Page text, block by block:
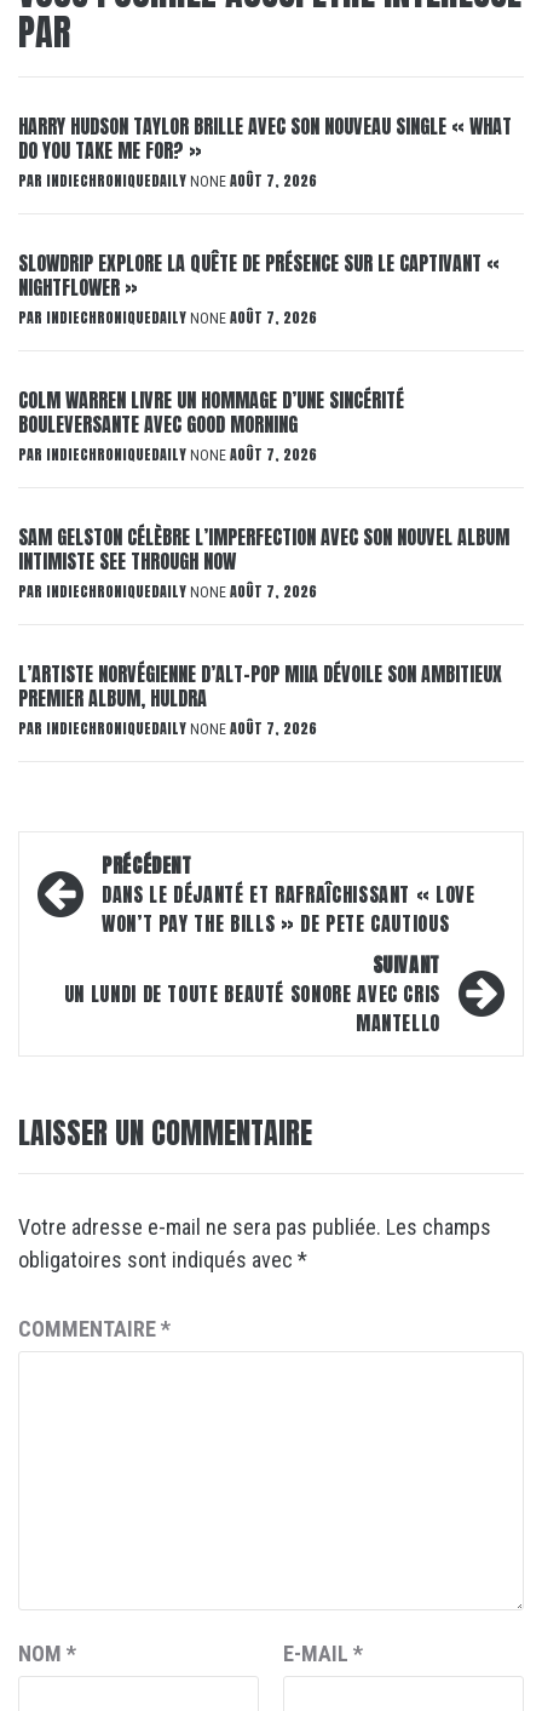
PAR
HARRY HUDSON TAYLOR BRILLE AVEC SON NOUVEAU SINGLE « WHAT
DO YOU TAKE ME FOR? »
PAR INDIECHRONIQUEDAILY NONE AOÛT 7, 2026
SLOWDRIP EXPLORE LA QUÊTE DE PRÉSENCE SUR LE CAPTIVANT «
NIGHTFLOWER »
PAR INDIECHRONIQUEDAILY NONE AOÛT 7, 2026
COLM WARREN LIVRE UN HOMMAGE D’UNE SINCÉRITÉ
BOULEVERSANTE AVEC GOOD MORNING
PAR INDIECHRONIQUEDAILY NONE AOÛT 7, 2026
SAM GELSTON CÉLÈBRE L’IMPERFECTION AVEC SON NOUVEL ALBUM
INTIMISTE SEE THROUGH NOW
PAR INDIECHRONIQUEDAILY NONE AOÛT 7, 2026
L’ARTISTE NORVÉGIENNE D’ALT-POP MIIA DÉVOILE SON AMBITIEUX
PREMIER ALBUM, HULDRA
PAR INDIECHRONIQUEDAILY NONE AOÛT 7, 2026
Navigation
d’article
PRÉCÉDENT
DANS LE DÉJANTÉ ET RAFRAÎCHISSANT « LOVE
WON’T PAY THE BILLS » DE PETE CAUTIOUS
SUIVANT
UN LUNDI DE TOUTE BEAUTÉ SONORE AVEC CRIS
MANTELLO
LAISSER UN COMMENTAIRE
Votre adresse e-mail ne sera pas publiée. Les champs
obligatoires sont indiqués avec *
COMMENTAIRE*
NOM * E-MAIL *